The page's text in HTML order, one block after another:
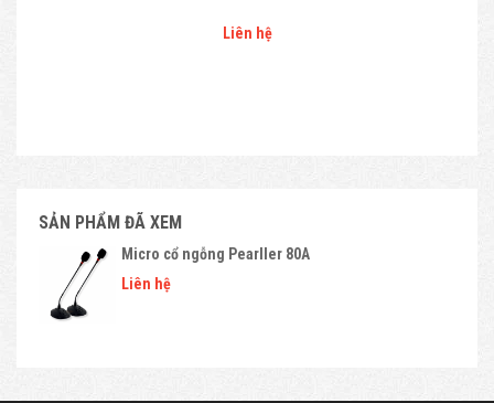
Liên hệ
SẢN PHẨM ĐÃ XEM
Micro cổ ngỗng Pearller 80A
Liên hệ